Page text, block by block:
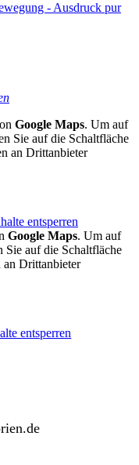
- Ausdruck pur
Google Maps. Um auf
Sie auf die Schaltfläche
an Drittanbieter
entsperren
Google Maps. Um auf
Sie auf die Schaltfläche
an Drittanbieter
entsperren